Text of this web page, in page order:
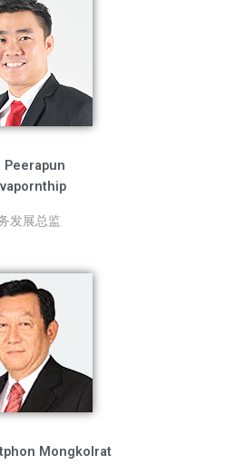
Peerapun
发展总监
Mongkolrat